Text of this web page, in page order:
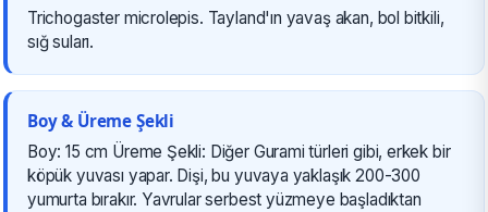
Trichogaster microlepis. Tayland'ın yavaş akan, bol bitkili,
sığ suları.
Boy & Üreme Şekli
Boy: 15 cm Üreme Şekli: Diğer Gurami türleri gibi, erkek bir
köpük yuvası yapar. Dişi, bu yuvaya yaklaşık 200-300
yumurta bırakır. Yavrular serbest yüzmeye başladıktan